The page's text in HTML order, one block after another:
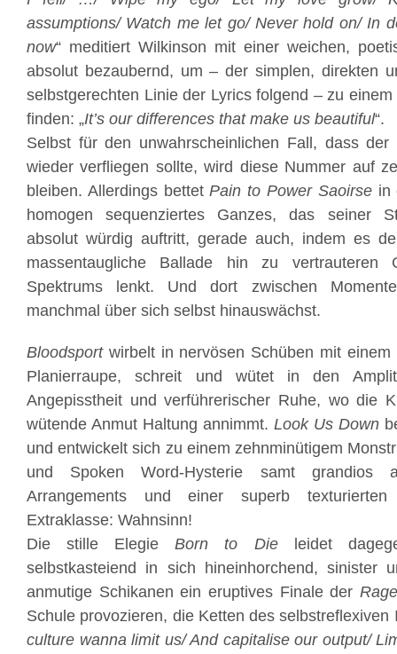
assumptions/ Watch me let go/ Never hold on/ In
now“ meditiert Wilkinson mit einer weichen,
absolut bezaubernd, um – der simplen, direkten
selbstgerechten Linie der Lyrics folgend – zu
finden: „It’s our differences that make us beautiful“.
Selbst für den unwahrscheinlichen Fall, dass
wieder verfliegen sollte, wird diese Nummer auf
bleiben. Allerdings bettetPain to Power Saoirse in
homogen sequenziertes Ganzes, das seiner
absolut würdig auftritt, gerade auch, indem es
massentaugliche Ballade hin zu
Spektrums lenkt. Und dort zwischen
manchmal über sich selbst hinauswächst.
Bloodsportwirbelt in nervösen Schüben mit einem
Planierraupe, schreit und wütet in den
Angepisstheit und verführerischer Ruhe, wo die
wütende Anmut Haltung annimmt. Look Us Down
und entwickelt sich zu einem zehnminütigem
und Spoken Word-Hysterie samt grandios
Arrangements und einer superb texturierten
Extraklasse: Wahnsinn!
Die stille ElegieBorn to Dieleidet
selbstkasteiend in sich hineinhorchend, sinister
anmutige Schikanen ein eruptives Finale der
Schule provozieren, die Ketten des selbstreflexiven
culture wanna limit us/ And capitalise our output/